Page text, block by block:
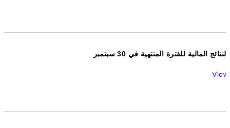
النتائج المالية للفترة المنتهية في 30 سبتمبر
View